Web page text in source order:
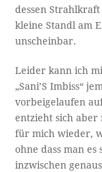
dessen
kleine Standl am
unscheinbar.
Leider kann ich
„Sani’S Imbiss“
vorbeigelaufen
entzieht sich
für mich wieder,
ohne dass man
inzwischen